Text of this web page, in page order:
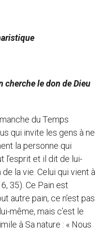
cherche le don de Dieu
du Temps
qui invite les gens à ne
la personne qui
l’esprit et il dit de lui-
la vie. Celui qui vient à
6, 35). Ce Pain est
autre pain, ce n’est pas
même, mais c’est le
à Sa nature : « Nous